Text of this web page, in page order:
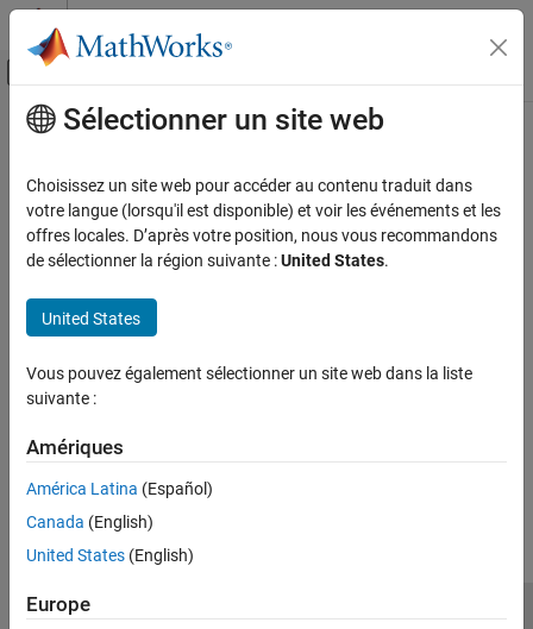
Passer au contenu
Activer/désactiver l'affichage du menu
Accueil de la documentation
Contenu principal
How useful was this information?
Sélectionner un site web
Choisissez un site web pour accéder au contenu traduit dans
votre langue (lorsqu'il est disponible) et voir les événements et les
offres locales. D’après votre position, nous vous recommandons
de sélectionner la région suivante :United States.
United States
Vous pouvez également sélectionner un site web dans la liste
suivante :
Amériques
América Latina (Español)
Canada (English)
United States (English)
Europe